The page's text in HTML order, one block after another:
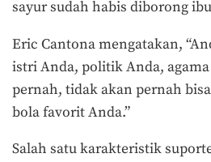
sayur sudah habis diborong
Eric Cantona mengatakan,
istri Anda, politik Anda,
pernah, tidak akan pernah
bola favorit Anda.”
Salah satu karakteristik